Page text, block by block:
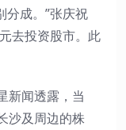
分成。”张庆祝
去投资股市。此
新闻透露，当
沙及周边的株